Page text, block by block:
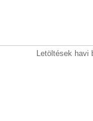
Letöltések